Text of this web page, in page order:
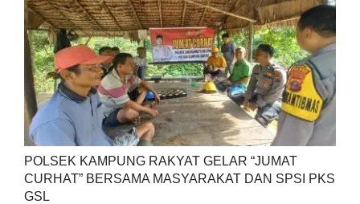
POLSEK KAMPUNG RAKYAT GELAR “JUMAT
CURHAT” BERSAMA MASYARAKAT DAN SPSI PKS
GSL